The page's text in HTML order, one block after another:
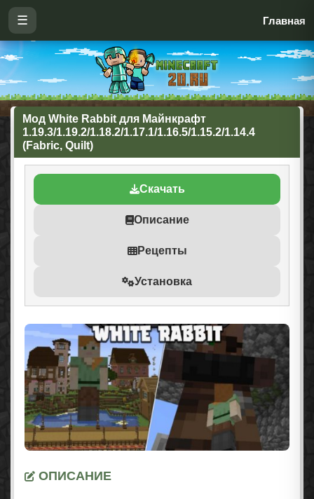
☰ Главная
Мод White Rabbit для Майнкрафт
1.19.3/1.19.2/1.18.2/1.17.1/1.16.5/1.15.2/1.14.4
(Fabric, Quilt)
Скачать
Описание
Рецепты
Установка
ОПИСАНИЕ